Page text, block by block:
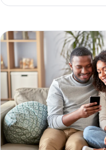
AndroidでMMSが動作し